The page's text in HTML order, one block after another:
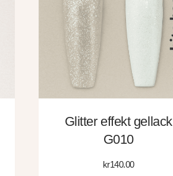
Glitter effekt gellack
G010
kr140.00